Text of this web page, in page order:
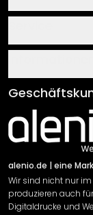
Über uns
Klebe- und
Newsletter
AGB
Impressum
Versand &
Rücksendung
alenio.de | eine
Wir sind nicht nur
produzieren auch
Digitaldrucke und